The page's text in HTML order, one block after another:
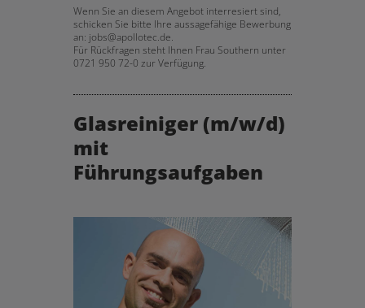
Wenn Sie an diesem Angebot interresiert sind,
schicken Sie bitte Ihre aussagefähige Bewerbung
an: jobs@apollotec.de.
Für Rückfragen steht Ihnen Frau Southern unter
0721 950 72-0 zur Verfügung.
Glasreiniger (m/w/d)
mit
Führungsaufgaben